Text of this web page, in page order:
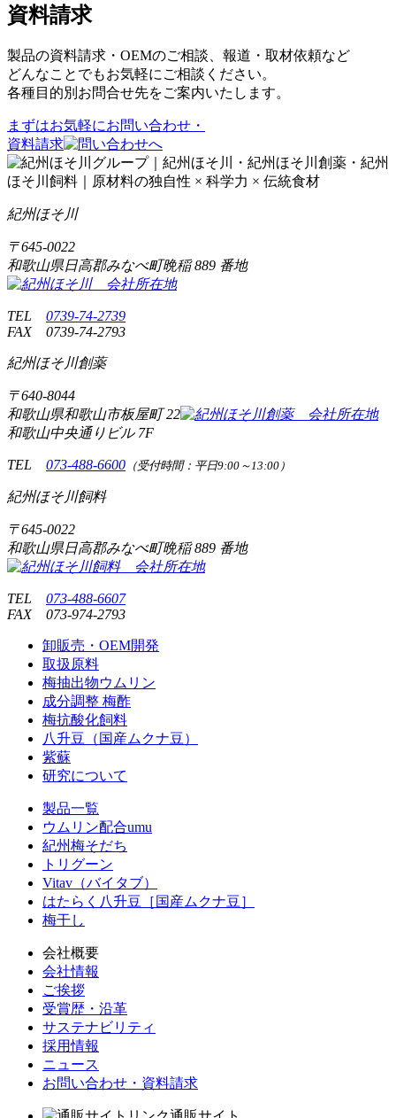
資料請求
製品の資料請求・OEMのご相談、報道・取材依頼など
どんなことでもお気軽にご相談ください。
各種目的別お問合せ先をご案内いたします。
まずはお気軽にお問い合わせ・
資料請求
紀州ほそ川
〒645-0022
和歌山県日高郡みなべ町晩稲889 番地
TEL 0739-74-2739
FAX 0739-74-2793
紀州ほそ川創薬
〒640-8044
和歌山県和歌山市板屋町22
和歌山中央通りビル 7F
TEL 073-488-6600 （受付時間：平日9:00～13:00）
紀州ほそ川飼料
〒645-0022
和歌山県日高郡みなべ町晩稲889 番地
TEL 073-488-6607
FAX 073-974-2793
卸販売・OEM開発
取扱原料
梅抽出物ウムリン
成分調整 梅酢
梅抗酸化飼料
八升豆（国産ムクナ豆）
紫蘇
研究について
製品一覧
ウムリン配合umu
紀州梅そだち
トリグーン
Vitav（バイタブ）
はたらく八升豆［国産ムクナ豆］
梅干し
会社概要
会社情報
ご挨拶
受賞歴・沿革
サステナビリティ
採用情報
ニュース
お問い合わせ・資料請求